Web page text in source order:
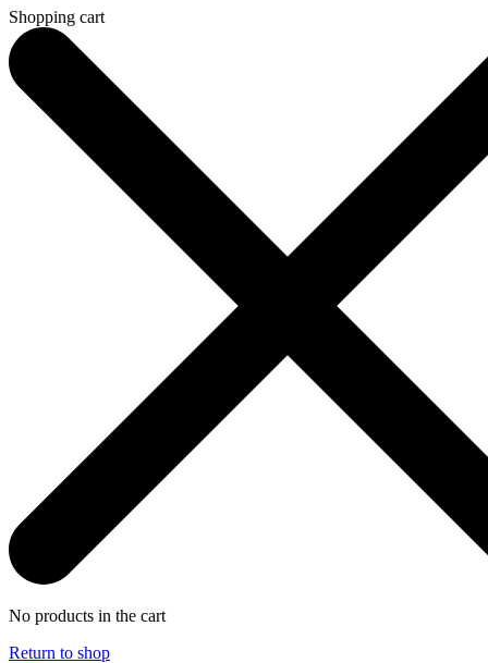
Shopping cart
No products in the cart
Return to shop